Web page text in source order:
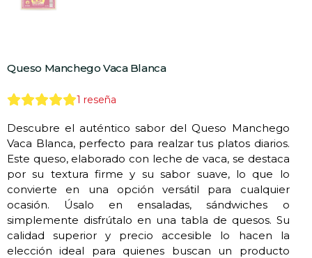
Queso Manchego Vaca Blanca
1 reseña
Descubre el auténtico sabor del Queso Manchego
Vaca Blanca, perfecto para realzar tus platos diarios.
Este queso, elaborado con leche de vaca, se destaca
por su textura firme y su sabor suave, lo que lo
convierte en una opción versátil para cualquier
ocasión. Úsalo en ensaladas, sándwiches o
simplemente disfrútalo en una tabla de quesos. Su
calidad superior y precio accesible lo hacen la
elección ideal para quienes buscan un producto